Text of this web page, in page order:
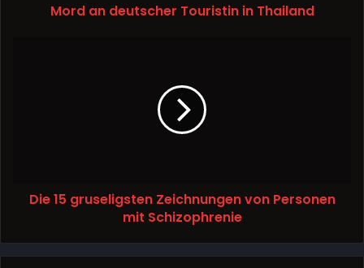
Mord an deutscher Touristin in Thailand
Die 15 gruseligsten Zeichnungen von Personen
mit Schizophrenie